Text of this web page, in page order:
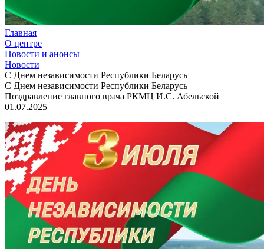
Главная
О центре
Новости и анонсы
Новости
С Днем независимости Республики Беларусь
С Днем независимости Республики Беларусь
Поздравление главного врача РКМЦ И.С. Абельской
01.07.2025